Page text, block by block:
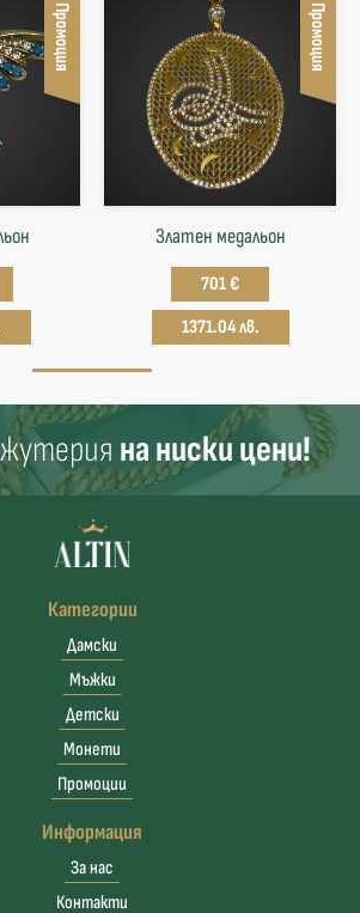
Промоция Промоция
Златен медальон
701 €
1371.04 лв.
на ниски цени!
Категории
Дамски
Мъжки
Детски
Монети
Промоции
Информация
За нас
Контакти